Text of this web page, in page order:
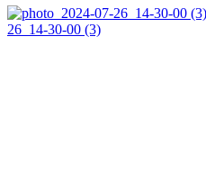
26_14-30-00 (3)